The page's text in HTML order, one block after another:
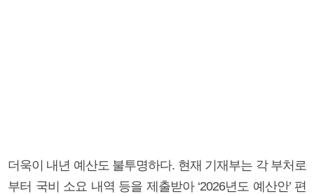
더욱이 내년 예산도 불투명하다. 현재 기재부는 각 부처로
부터 국비 소요 내역 등을 제출받아 ‘2026년도 예산안’ 편